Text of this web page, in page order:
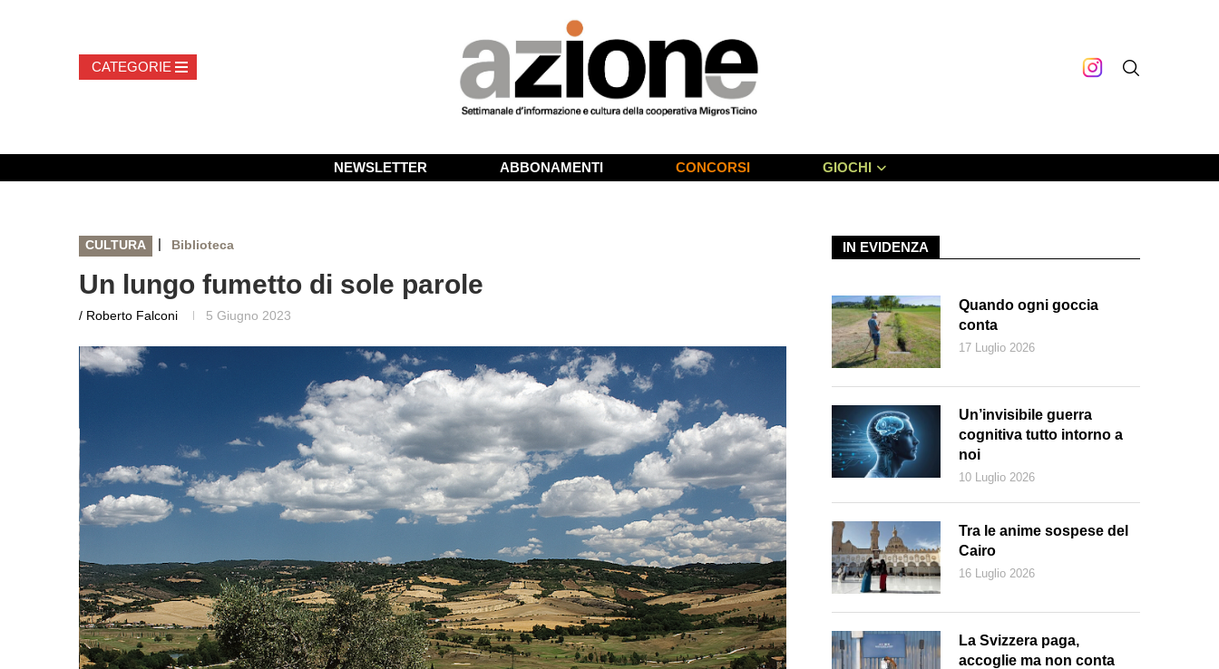
NEWSLETTER ABBONAMENTI CONCORSI GIOCHI
CULTURA | Biblioteca
Un lungo fumetto di sole parole
/ Roberto Falconi 5 Giugno 2023
IN EVIDENZA
Quando ogni goccia
conta
17 Luglio 2026
Un’invisibile guerra
cognitiva tutto intorno a
noi
10 Luglio 2026
Tra le anime sospese del
Cairo
16 Luglio 2026
La Svizzera paga,
accoglie ma non conta